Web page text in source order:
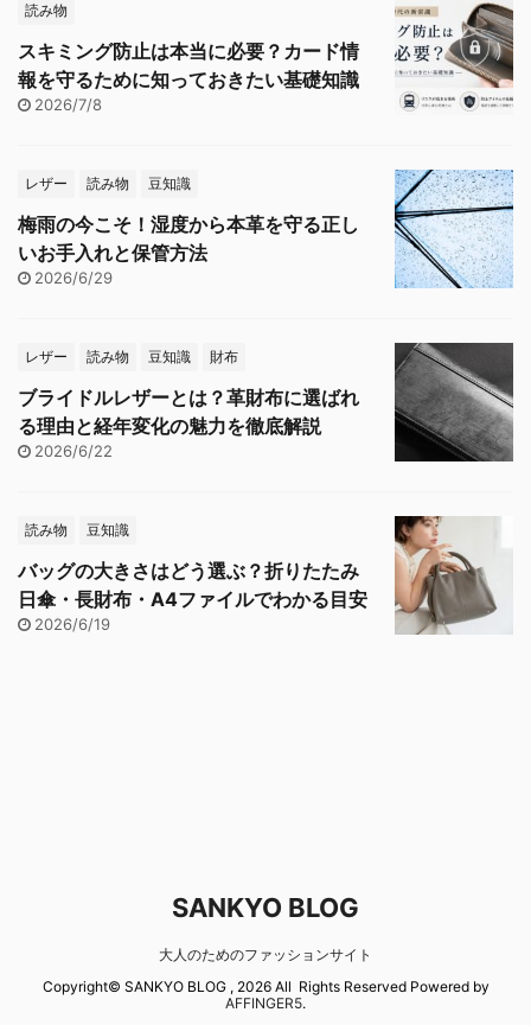
読み物
スキミング防止は本当に必要？カード情
報を守るために知っておきたい基礎知識
2026/7/8
レザー 読み物 豆知識
梅雨の今こそ！湿度から本革を守る正し
いお手入れと保管方法
2026/6/29
レザー 読み物 豆知識 財布
ブライドルレザーとは？革財布に選ばれ
る理由と経年変化の魅力を徹底解説
2026/6/22
読み物 豆知識
バッグの大きさはどう選ぶ？折りたたみ
日傘・長財布・A4ファイルでわかる目安
2026/6/19
SANKYO BLOG
大人のためのファッションサイト
Copyright© SANKYO BLOG , 2026 All Rights Reserved Powered by
AFFINGER5.